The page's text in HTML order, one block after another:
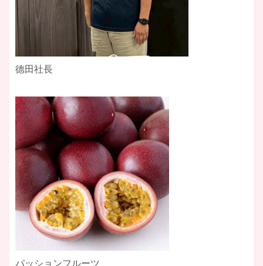
德田社長
パッションフルーツ